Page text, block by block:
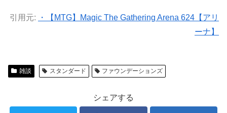
引用元:
・【MTG】Magic The Gathering Arena 624【アリ
ーナ】
雑談 スタンダード ファウンデーションズ
シェアする